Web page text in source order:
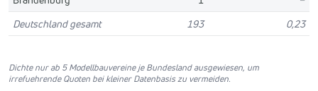
Deutschland gesamt
193 0,23
Dichte nur ab 5 Modellbauvereine je Bundesland ausgewiesen, um
irrefuehrende Quoten bei kleiner Datenbasis zu vermeiden.